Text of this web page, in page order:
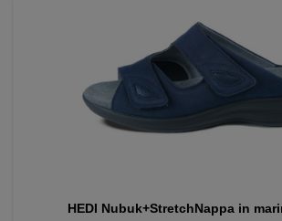
HEDI Nubuk+StretchNappa in